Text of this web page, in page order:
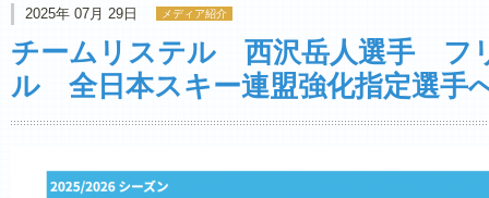
2025年 07月 29日 メディア紹介
チームリステル 西沢岳人選手 フ
ル 全日本スキー連盟強化指定選手